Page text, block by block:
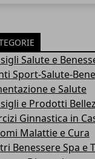
Salute e
Sport-Salute-
e Salute
e Prodotti
Ginnastica in
Malattie e Cura
Benessere Spa e